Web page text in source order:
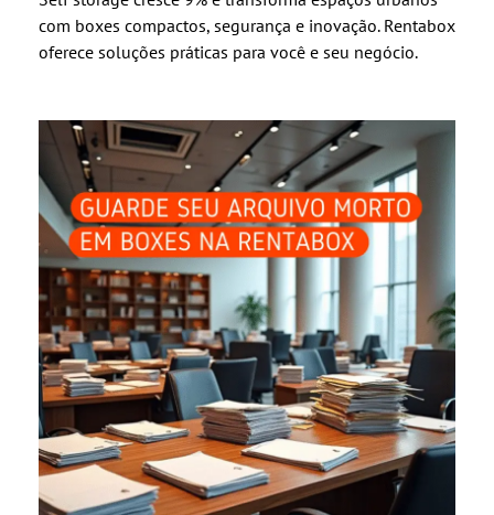
com boxes compactos, segurança e inovação. Rentabox
oferece soluções práticas para você e seu negócio.